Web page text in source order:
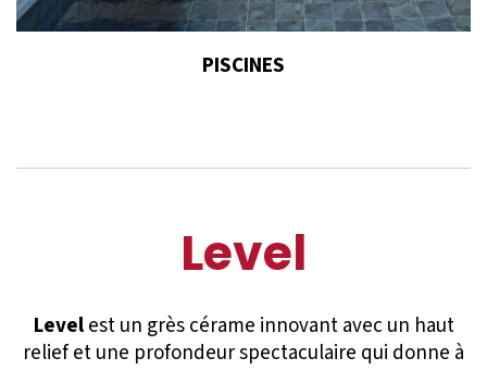
PISCINES
Level
Levelest un grès cérame innovant avec un haut
relief et une profondeur spectaculaire qui donne à